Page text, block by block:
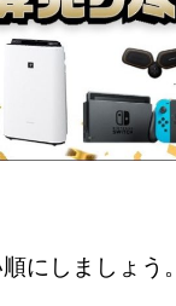
にしましょう。